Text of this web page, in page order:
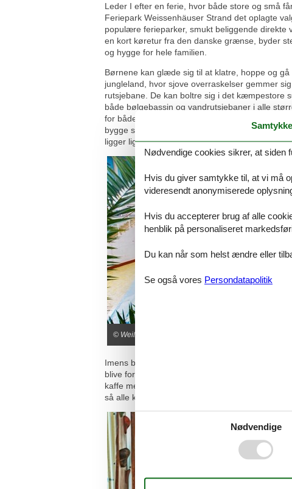
Leder I efter en ferie, hvor både store og små
Feriepark Weissenhäuser Strand det oplagte
populære ferieparker, smukt beliggende direkte
en kort køretur fra den danske grænse, byder
og hygge for hele familien.
Børnene kan glæde sig til at klatre, hoppe og
jungleland, hvor sjove overraskelser gemmer
rutsjebane. De kan boltre sig i det kæmpestore
både bølgebassin og vandrutsjebaner i alle
for både små og store vandhunde. Og når solen
bygge sandslotte eller finde strandskaller på
ligger lige ved ferieparken.
© Weißenhäuser Strand
Imens børnene har travlt med at udforske og
blive forkælet. Nyd wellness og spa, slap af med
kaffe med udsigt over havet. Her er der plads til
så alle kan lade op på hver sin måde.
Samtykke
Nødvendige cookies sikrer, at siden
Hvis du giver samtykke til, at vi må
videresendt anonymiserede
Hvis du accepterer brug af alle
henblik på personaliseret
Du kan når som helst ændre eller
Se også vores Persondatapolitik
Nødvendige